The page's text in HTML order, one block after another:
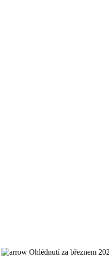
Ohlédnutí za březnem